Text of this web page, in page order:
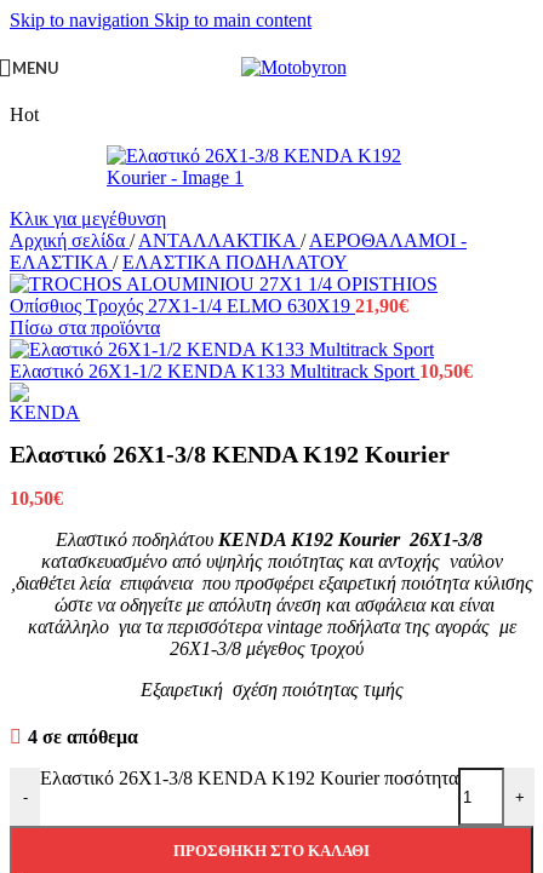
Skip to navigation Skip to main content
MENU
Hot
Κλικ για μεγέθυνση
Αρχική σελίδα / ΑΝΤΑΛΛΑΚΤΙΚΑ / ΑΕΡΟΘΑΛΑΜΟΙ -
ΕΛΑΣΤΙΚΑ / ΕΛΑΣΤΙΚΑ ΠΟΔΗΛΑΤΟΥ
Οπίσθιος Τροχός 27Χ1-1/4 ELMO 630X19 21,90€
Πίσω στα προϊόντα
Ελαστικό 26X1-1/2 KENDA K133 Multitrack Sport 10,50€
Ελαστικό 26X1-3/8 KENDA K192 Kourier
10,50€
Ελαστικό ποδηλάτου KENDA K192 Kourier 26X1-3/8
κατασκευασμένο από υψηλής ποιότητας και αντοχής ναύλον
διαθέτει λεία επιφάνεια που προσφέρει εξαιρετική ποιότητα κύλισης
ώστε να οδηγείτε με απόλυτη άνεση και ασφάλειακαι είναι
κατάλληλο για τα περισσότερα vintage ποδήλατα της αγοράς με
26X1-3/8 μέγεθος τροχού
Εξαιρετική σχέση ποιότητας τιμής
4 σε απόθεμα
-
Ελαστικό 26X1-3/8 KENDA K192 Kourier ποσότητα
+
ΠΡΟΣΘΉΚΗ ΣΤΟ ΚΑΛΆΘΙ